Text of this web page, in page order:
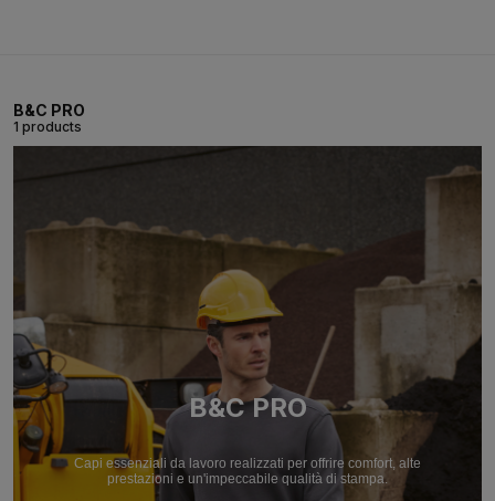
B&C PRO
1 products
B&C PRO
Capi essenziali da lavoro realizzati per offrire comfort, alte
prestazioni e un'impeccabile qualità di stampa.